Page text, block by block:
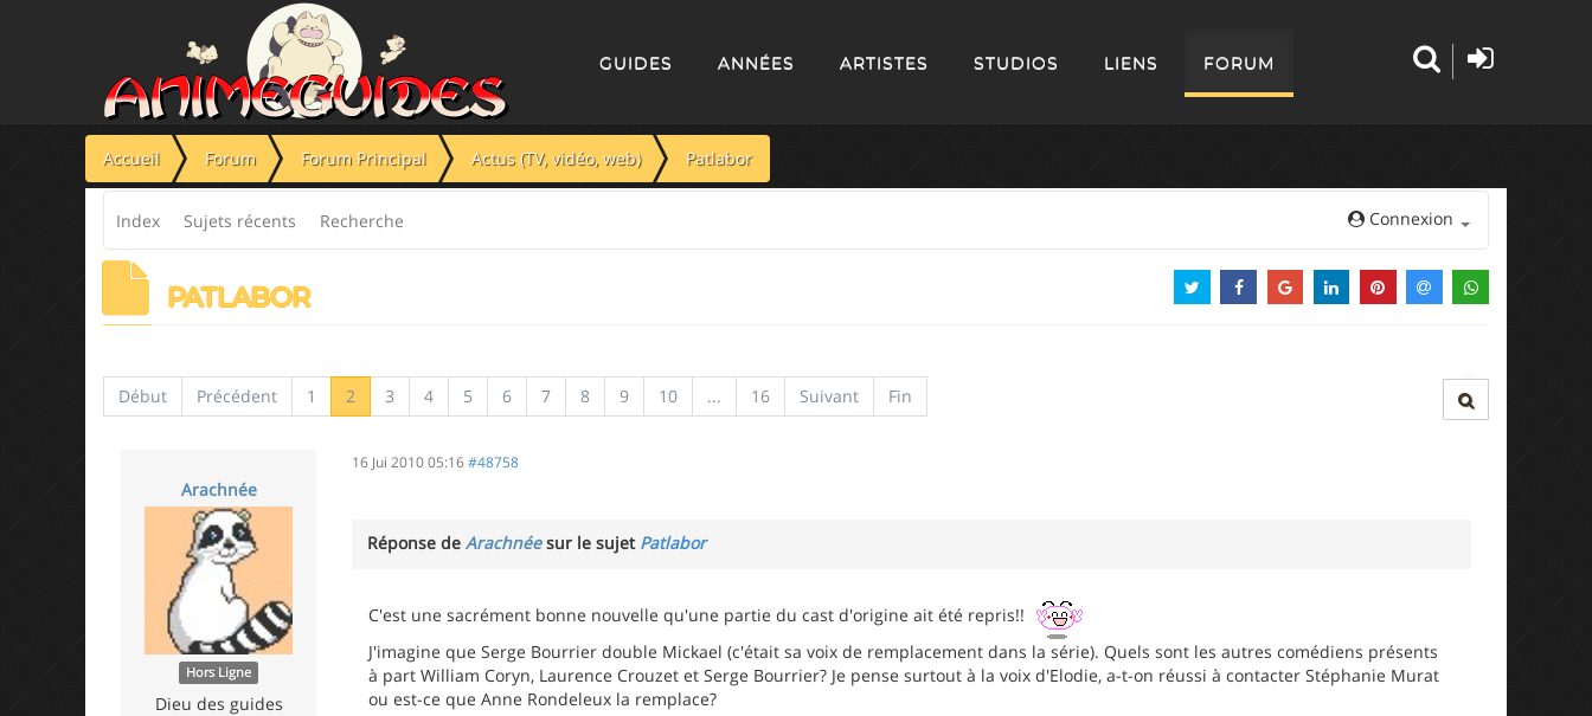
GUIDES ANNÉES ARTISTES STUDIOS LIENS FORUM
Accueil Forum Forum Principal Actus (TV, vidéo, web) Patlabor
Index Sujets récents Recherche Connexion
PATLABOR
Début Précédent 1 2 3 4 5 6 7 8 9 10 ... 16 Suivant Fin
Arachnée
Hors Ligne
Dieu des guides
16 Jui 2010 05:16#48758
Réponse de Arachnéesur le sujet Patlabor
C'est une sacrément bonne nouvelle qu'une partie du cast d'origine ait été repris!!
J'imagine que Serge Bourrier double Mickael (c'était sa voix de remplacement dans la série). Quels sont les autres comédiens présents
à part William Coryn, Laurence Crouzet et Serge Bourrier? Je pense surtout à la voix d'Elodie, a-t-on réussi à contacter Stéphanie Murat
ou est-ce que Anne Rondeleux la remplace?